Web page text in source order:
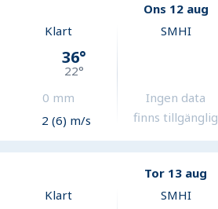
Ons 12 aug
Klart
36°
22°
0 mm
2 (6) m/s
SMHI
Ingen data
finns tillgänglig
Tor 13 aug
Klart
SMHI